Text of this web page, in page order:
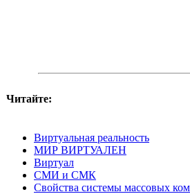
Читайте:
Виртуальная реальность
МИР ВИРТУАЛЕН
Виртуал
СМИ и СМК
Свойства системы массовых